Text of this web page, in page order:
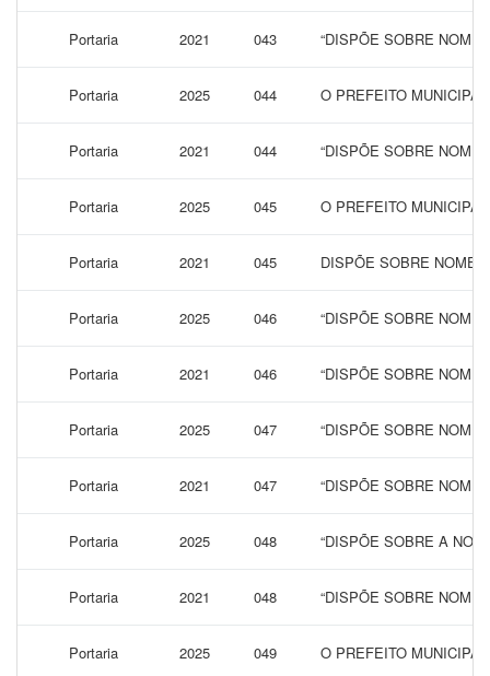
Portaria 2021 043 “DISPÕE SOBRE
Portaria 2025 044 O PREFEITO
Portaria 2021 044 “DISPÕE SOBRE
Portaria 2025 045 O PREFEITO
Portaria 2021 045 DISPÕE SOBRE
Portaria 2025 046 “DISPÕE SOBRE
Portaria 2021 046 “DISPÕE SOBRE
Portaria 2025 047 “DISPÕE SOBRE
Portaria 2021 047 “DISPÕE SOBRE
Portaria 2025 048 “DISPÕE SOBRE A
Portaria 2021 048 “DISPÕE SOBRE
Portaria 2025 049 O PREFEITO